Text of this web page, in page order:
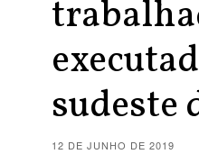
sudeste
12 DE JUNHO DE 2019